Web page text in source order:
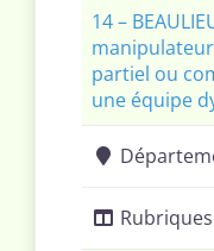
14 –
partiel ou
une équipe